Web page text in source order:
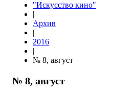
"Искусство кино"
|
Архив
|
2016
|
№ 8, август
№ 8, август